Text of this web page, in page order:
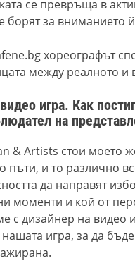
се превръща в
борят за вниманието
хореографът
между реалното и
игра. Как
на
& Artists стои моето
пъти, и то различно
да направят
моменти и кой от
с дизайнер на видео
нашата игра, за да